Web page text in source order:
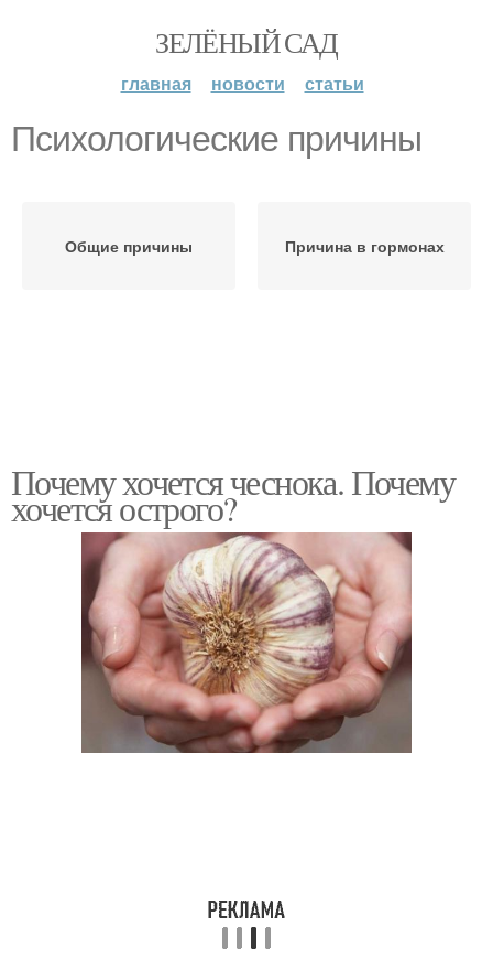
ЗЕЛЁНЫЙ САД
главная новости статьи
Психологические причины
Общие причины Причина в гормонах
Почему хочется чеснока. Почему
хочется острого?